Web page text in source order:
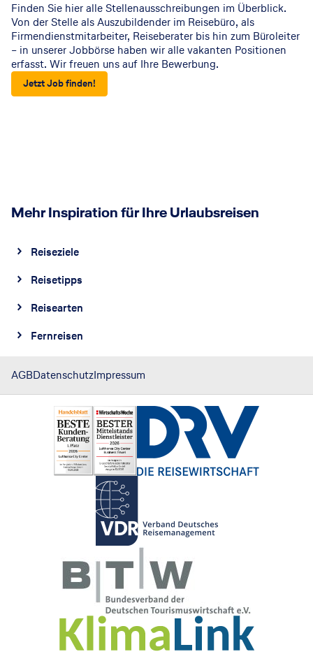
Finden Sie hier alle Stellenausschreibungen im Überblick.
Von der Stelle als Auszubildender im Reisebüro, als
Firmendienstmitarbeiter, Reiseberater bis hin zum Büroleiter
– in unserer Jobbörse haben wir alle vakanten Positionen
erfasst. Wir freuen uns auf Ihre Bewerbung.
Jetzt Job finden!
Mehr Inspiration für Ihre Urlaubsreisen
Reiseziele
Reisetipps
Reisearten
Fernreisen
AGBDatenschutzImpressum